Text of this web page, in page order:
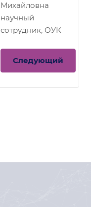
Михайловна
научный
сотрудник, ОУК
Следующий